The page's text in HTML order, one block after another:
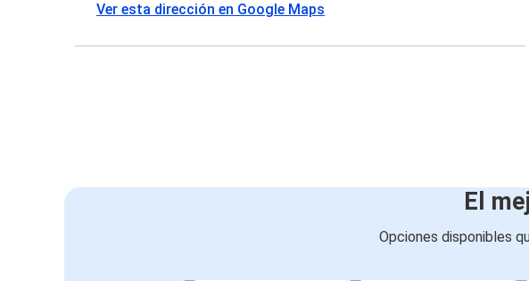
Ver esta dirección en Google Maps
El
Opciones disponibles